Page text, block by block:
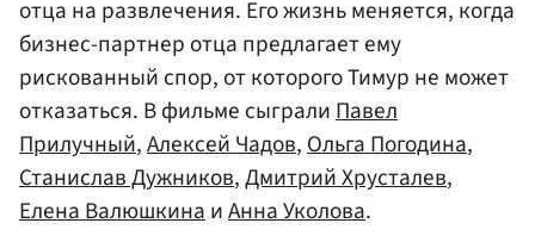
отца на развлечения. Его жизнь меняется, когда
бизнес-партнер отца предлагает ему
рискованный спор, от которого Тимур не может
отказаться. В фильме сыграли Павел
Прилучный,Алексей Чадов, Ольга Погодина,
Станислав Дужников,Дмитрий Хрусталев,
Елена Валюшкина иАнна Уколова.